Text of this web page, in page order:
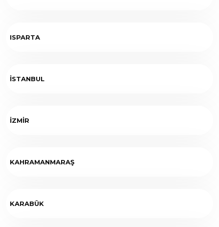
ISPARTA
İSTANBUL
İZMİR
KAHRAMANMARAŞ
KARABÜK